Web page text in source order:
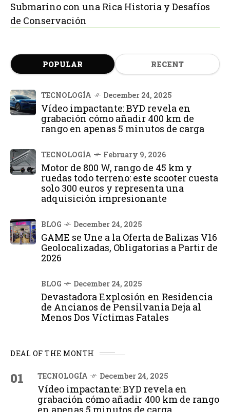
Submarino con una Rica Historia y Desafíos
de Conservación
POPULAR RECENT
TECNOLOGÍA December 24, 2025
Vídeo impactante: BYD revela en
grabación cómo añadir 400 km de
rango en apenas 5 minutos de carga
TECNOLOGÍA February 9, 2026
Motor de 800 W, rango de 45 km y
ruedas todo terreno: este scooter cuesta
solo 300 euros y representa una
adquisición impresionante
BLOG December 24, 2025
GAME se Une a la Oferta de Balizas V16
Geolocalizadas, Obligatorias a Partir de
2026
BLOG December 24, 2025
Devastadora Explosión en Residencia
de Ancianos de Pensilvania Deja al
Menos Dos Víctimas Fatales
DEAL OF THE MONTH
01 TECNOLOGÍA December 24, 2025
Vídeo impactante: BYD revela en
grabación cómo añadir 400 km de rango